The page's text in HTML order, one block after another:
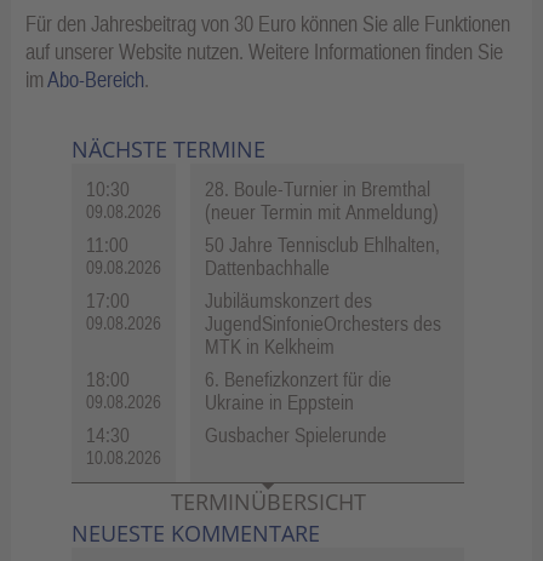
Für den Jahresbeitrag von 30 Euro können Sie alle Funktionen
auf unserer Website nutzen. Weitere Informationen finden Sie
imAbo-Bereich.
NÄCHSTE TERMINE
10:30
09.08.2026
28. Boule-Turnier in Bremthal
(neuer Termin mit Anmeldung)
11:00
09.08.2026
50 Jahre Tennisclub Ehlhalten,
Dattenbachhalle
17:00
09.08.2026
Jubiläumskonzert des
JugendSinfonieOrchesters des
MTK in Kelkheim
18:00
09.08.2026
6. Benefizkonzert für die
Ukraine in Eppstein
14:30
10.08.2026
Gusbacher Spielerunde
TERMINÜBERSICHT
NEUESTE KOMMENTARE